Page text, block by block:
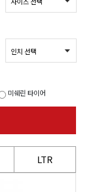
미쉐린 타이어
LTR